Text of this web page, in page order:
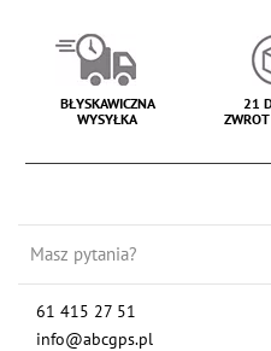
BŁYSKAWICZNA
WYSYŁKA
21
Masz pytania?
61 415 27 51
info@abcgps.pl